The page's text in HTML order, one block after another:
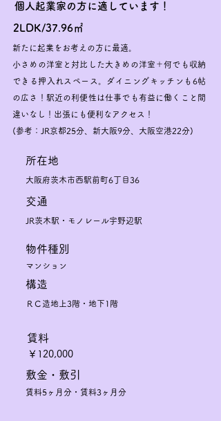
​個人起業家の方に適しています！
2LDK/37.96㎡
新たに起業をお考えの方に最適。
小さめの洋室と対比した大きめの洋室＋何でも収納
できる押入れスペース。ダイニングキッチンも6帖
の広さ！駅近の利便性は仕事でも有益に働くこと間
違いなし！出張にも便利なアクセス！
(参考：JR京都25分、新大阪9分、大阪空港22分)
​所在地
大阪府茨木市西駅前町6丁目36
交通
JR茨木駅・ モノレール宇野辺駅
物件種別
マンション
構造
ＲＣ造地上3階・地下1階
賃料
￥120,000
敷金・敷引
賃料5ヶ月分・賃料3ヶ月分